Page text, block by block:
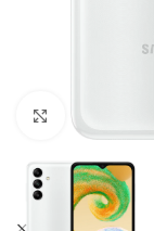
Click to enlarge